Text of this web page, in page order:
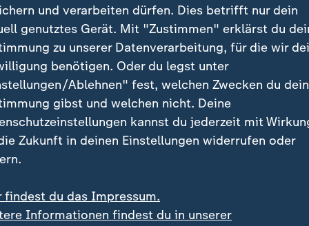
in Charleroi:
Illegale
entdeckt
1:15
Bundestagswahl 2025
BSW-Wahleinspruch
weiter unbeantwortet
Video0:30
und verarbeiten dürfen. Dies betrifft nur dein
genutztes Gerät. Mit "Zustimmen" erklärst du
zu unserer Datenverarbeitung, für die wir
benötigen. Oder du legst unter
Ablehnen" fest, welchen Zwecken du
gibst und welchen nicht. Deine
kannst du jederzeit mit
Zukunft in deinen Einstellungen widerrufen oder
findest du das Impressum.
Informationen findest du in unserer